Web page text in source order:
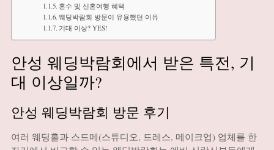
혼수 및 신혼여행 혜택
웨딩박람회 방문이 유용했던 이유
기대 이상? YES!
안성 웨딩박람회에서 받은 특전, 기
대 이상일까?
안성 웨딩박람회 방문 후기
여러 웨딩홀과 스드메(스튜디오, 드레스, 메이크업) 업체를 한